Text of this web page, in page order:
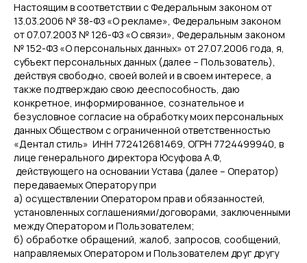
Настоящим в соответствии с Федеральным законом от
13.03.2006 № 38-ФЗ «О рекламе», Федеральным законом
от 07.07.2003 № 126-ФЗ «О связи», Федеральным законом
№ 152-ФЗ «О персональных данных» от 27.07.2006 года, я,
субъект персональных данных (далее – Пользователь),
действуя свободно, своей волей и в своем интересе, а
также подтверждаю свою дееспособность, даю
конкретное, информированное, сознательное и
безусловное согласие на обработку моих персональных
данных Обществом с ограниченной ответственностью
«Дентал стиль» ИНН 772412681469, ОГРН 7724499940, в
лице генерального директора Юсуфова А.Ф,
действующего на основании Устава (далее – Оператор)
передаваемых Оператору при
а) осуществлении Оператором прав и обязанностей,
установленных соглашениями/договорами, заключенными
между Оператором и Пользователем;
б) обработке обращений, жалоб, запросов, сообщений,
направляемых Оператором и Пользователем друг другу